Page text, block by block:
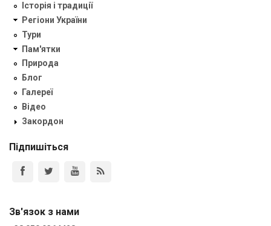
Історія і традиції
Регіони України
Тури
Пам'ятки
Природа
Блог
Галереї
Відео
Закордон
Підпишіться
Зв'язок з нами